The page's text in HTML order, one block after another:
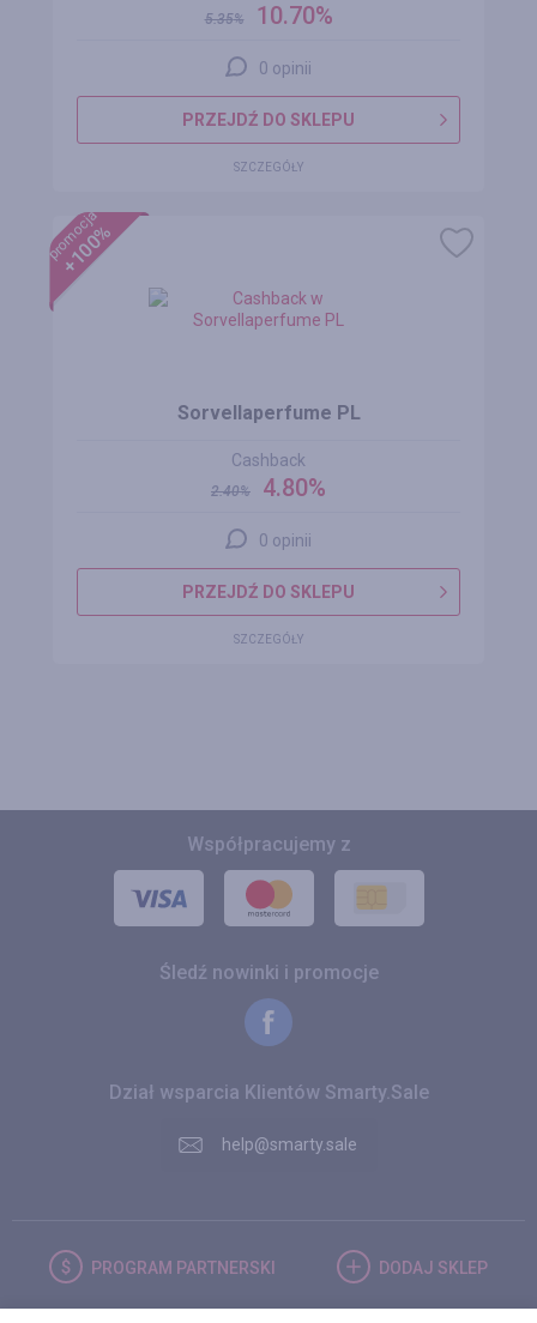
5.35% 10.70%
0 opinii
PRZEJDŹ DO SKLEPU
SZCZEGÓŁY
promocja
+100%
Sorvellaperfume PL
Cashback
2.40% 4.80%
0 opinii
PRZEJDŹ DO SKLEPU
SZCZEGÓŁY
Współpracujemy z
Śledź nowinki i promocje
Dział wsparcia Klientów Smarty.Sale
help@smarty.sale
PROGRAM PARTNERSKI DODAJ SKLEP